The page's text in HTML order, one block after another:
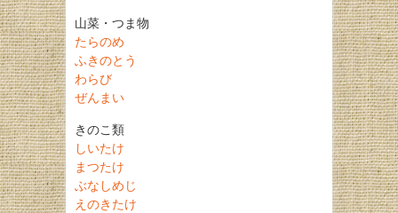
山菜・つま物
たらのめ
ふきのとう
わらび
ぜんまい
きのこ類
しいたけ
まつたけ
ぶなしめじ
えのきたけ